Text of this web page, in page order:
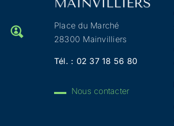
OFFRES D'EMPLOI
Place du Marché
28300 Mainvilliers
Tél. : 02 37 18 56 80
Nous contacter